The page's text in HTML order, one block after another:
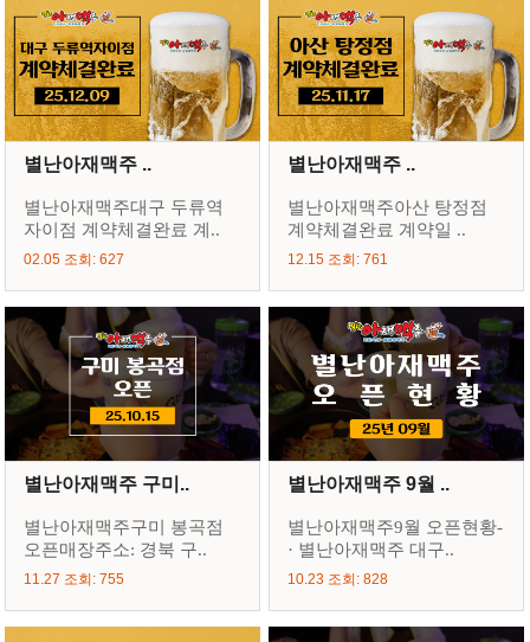
별난아재맥주 ..
별난아재맥주대구 두류역
자이점 계약체결완료 계..
02.05 조회: 627
별난아재맥주 ..
별난아재맥주아산 탕정점
계약체결완료 계약일 ..
12.15 조회: 761
별난아재맥주 구미..
별난아재맥주구미 봉곡점
오픈매장주소: 경북 구..
11.27 조회: 755
별난아재맥주 9월 ..
별난아재맥주9월 오픈현황-
· 별난아재맥주 대구..
10.23 조회: 828